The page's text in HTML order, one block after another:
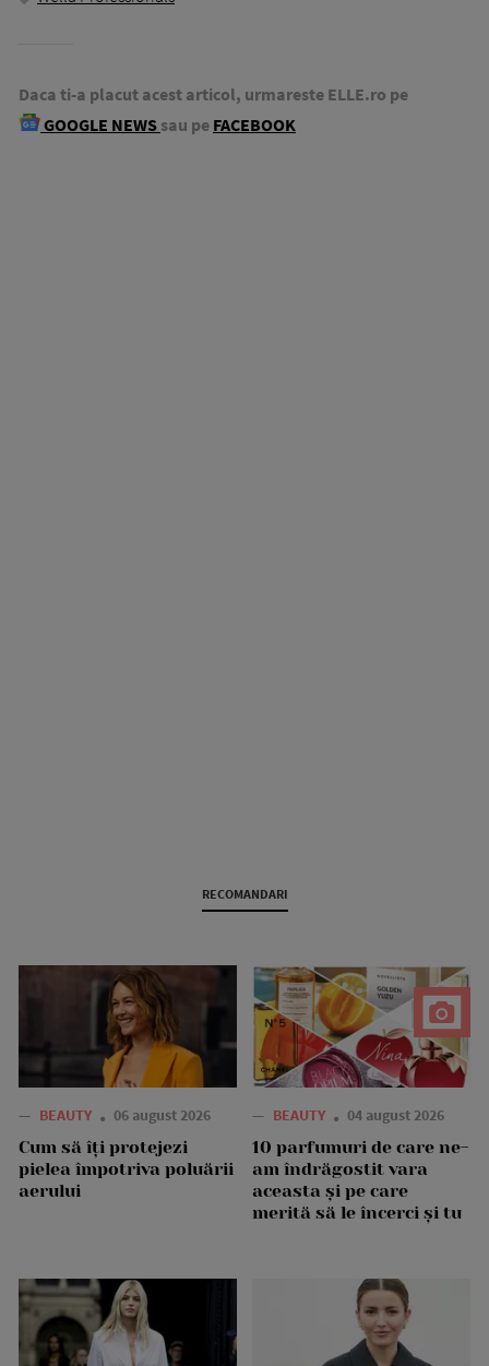
Daca ti-a placut acest articol, urmareste ELLE.ro pe
GOOGLE NEWS sau pe FACEBOOK
RECOMANDARI
— BEAUTY 06 august 2026
Cum să îți protejezi
pielea împotriva poluării
aerului
— BEAUTY 04 august 2026
10 parfumuri de care ne-
am îndrăgostit vara
aceasta și pe care
merită să le încerci și tu